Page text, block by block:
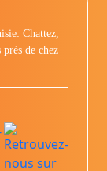
Chattez,
de chez